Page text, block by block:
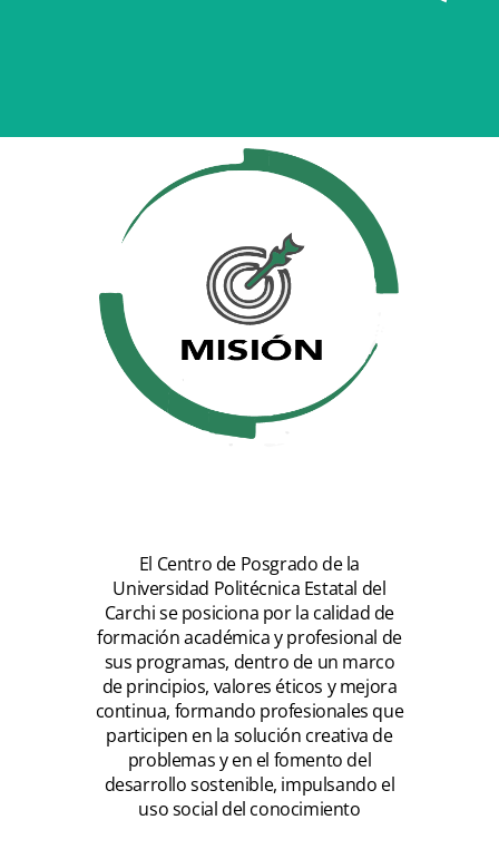
El Centro de Posgrado de la
Universidad Politécnica Estatal del
Carchi se posiciona por la calidad de
formación académica y profesional de
sus programas, dentro de un marco
de principios, valores éticos y mejora
continua, formando profesionales que
participen en la solución creativa de
problemas y en el fomento del
desarrollo sostenible, impulsando el
uso social del conocimiento